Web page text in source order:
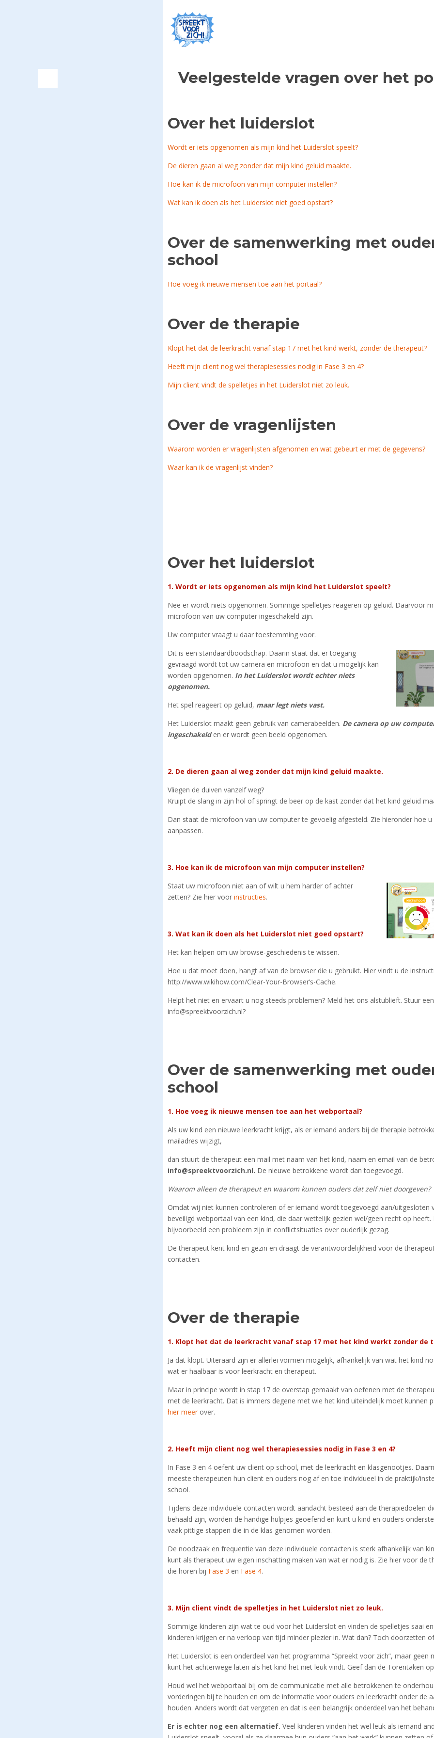
Veelgestelde vragen over het
Over het luiderslot
Wordt er iets opgenomen als mijn kind het Luiderslot speelt?
De dieren gaan al weg zonder dat mijn kind geluid maakte.
Hoe kan ik de microfoon van mijn computer instellen?
Wat kan ik doen als het Luiderslot niet goed opstart?
Over de samenwerking met
school
Hoe voeg ik nieuwe mensen toe aan het portaal?
Over de therapie
Klopt het dat de leerkracht vanaf stap 17 met het kind werkt, zonder de therapeut?
Heeft mijn client nog wel therapiesessies nodig in Fase 3 en 4?
Mijn client vindt de spelletjes in het Luiderslot niet zo leuk.
Over de vragenlijsten
Waarom worden er vragenlijsten afgenomen en wat gebeurt er met de gegevens?
Waar kan ik de vragenlijst vinden?
Over het luiderslot
1. Wordt er iets opgenomen als mijn kind het Luiderslot speelt?
Nee er wordt niets opgenomen. Sommige spelletjes reageren op geluid. Daarvoor
microfoon van uw computer ingeschakeld zijn.
Uw computer vraagt u daar toestemming voor.
Dit is een standaardboodschap. Daarin staat dat er toegang
gevraagd wordt tot uw camera en microfoon en dat u mogelijk kan
worden opgenomen. In het Luiderslot wordt echter niets
opgenomen.
Het spel reageert op geluid, maar legt niets vast.
Het Luiderslot maakt geen gebruik van camerabeelden. De camera op uw
ingeschakeld en er wordt geen beeld opgenomen.
2. De dieren gaan al weg zonder dat mijn kind geluid maakte.
Vliegen de duiven vanzelf weg?
Kruipt de slang in zijn hol of springt de beer op de kast zonder dat het kind geluid
Dan staat de microfoon van uw computer te gevoelig afgesteld. Zie hieronder hoe
aanpassen.
3. Hoe kan ik de microfoon van mijn computer instellen?
Staat uw microfoon niet aan of wilt u hem harder of achter
zetten? Zie hier voor instructies.
3. Wat kan ik doen als het Luiderslot niet goed opstart?
Het kan helpen om uw browse-geschiedenis te wissen.
Hoe u dat moet doen, hangt af van de browser die u gebruikt. Hier vindt u de
http://www.wikihow.com/Clear-Your-Browser’s-Cache.
Helpt het niet en ervaart u nog steeds problemen? Meld het ons alstublieft. Stuur
info@spreektvoorzich.nl?
Over de samenwerking met
school
1. Hoe voeg ik nieuwe mensen toe aan het webportaal?
Als uw kind een nieuwe leerkracht krijgt, als er iemand anders bij de therapie
mailadres wijzigt,
dan stuurt de therapeut een mail met naam van het kind, naam en email van de
info@spreektvoorzich.nl. De nieuwe betrokkene wordt dan toegevoegd.
Waarom alleen de therapeut en waarom kunnen ouders dat zelf niet doorgeven?
Omdat wij niet kunnen controleren of er iemand wordt toegevoegd aan/uitgesloten
beveiligd webportaal van een kind, die daar wettelijk gezien wel/geen recht op heeft.
bijvoorbeeld een probleem zijn in conflictsituaties over ouderlijk gezag.
De therapeut kent kind en gezin en draagt de verantwoordelijkheid voor de
contacten.
Over de therapie
1. Klopt het dat de leerkracht vanaf stap 17 met het kind werkt zonder de
Ja dat klopt. Uiteraard zijn er allerlei vormen mogelijk, afhankelijk van wat het kind
wat er haalbaar is voor leerkracht en therapeut.
Maar in principe wordt in stap 17 de overstap gemaakt van oefenen met de
met de leerkracht. Dat is immers degene met wie het kind uiteindelijk moet kunnen
hier meer over.
2. Heeft mijn client nog wel therapiesessies nodig in Fase 3 en 4?
In Fase 3 en 4 oefent uw client op school, met de leerkracht en klasgenootjes.
meeste therapeuten hun client en ouders nog af en toe individueel in de praktijk/
school.
Tijdens deze individuele contacten wordt aandacht besteed aan de therapiedoelen
behaald zijn, worden de handige hulpjes geoefend en kunt u kind en ouders
vaak pittige stappen die in de klas genomen worden.
De noodzaak en frequentie van deze individuele contacten is sterk afhankelijk van
kunt als therapeut uw eigen inschatting maken van wat er nodig is. Zie hier voor de
die horen bij Fase 3 en Fase 4.
3. Mijn client vindt de spelletjes in het Luiderslot niet zo leuk.
Sommige kinderen zijn wat te oud voor het Luiderslot en vinden de spelletjes saai
kinderen krijgen er na verloop van tijd minder plezier in. Wat dan? Toch doorzetten
Het Luiderslot is een onderdeel van het programma “Spreekt voor zich”, maar geen
kunt het achterwege laten als het kind het niet leuk vindt. Geef dan de Torentaken
Houd wel het webportaal bij om de communicatie met alle betrokkenen te
vorderingen bij te houden en om de informatie voor ouders en leerkracht onder de
houden. Anders wordt dat vergeten en dat is een belangrijk onderdeel van het
Er is echter nog een alternatief. Veel kinderen vinden het wel leuk als iemand